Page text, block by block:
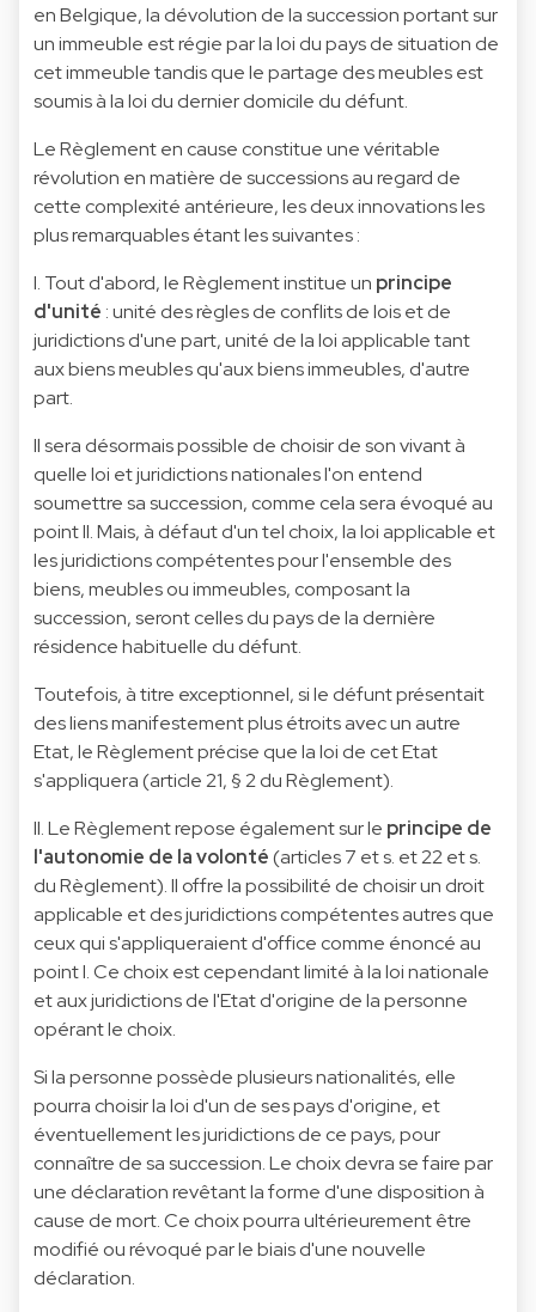
en Belgique, la dévolution de la succession portant sur
un immeuble est régie par la loi du pays de situation de
cet immeuble tandis que le partage des meubles est
soumis à la loi du dernier domicile du défunt.
Le Règlement en cause constitue une véritable
révolution en matière de successions au regard de
cette complexité antérieure, les deux innovations les
plus remarquables étant les suivantes :
I. Tout d'abord, le Règlement institue un principe
d'unité : unité des règles de conflits de lois et de
juridictions d'une part, unité de la loi applicable tant
aux biens meubles qu'aux biens immeubles, d'autre
part.
Il sera désormais possible de choisir de son vivant à
quelle loi et juridictions nationales l'on entend
soumettre sa succession, comme cela sera évoqué au
point II. Mais, à défaut d'un tel choix, la loi applicable et
les juridictions compétentes pour l'ensemble des
biens, meubles ou immeubles, composant la
succession, seront celles du pays de la dernière
résidence habituelle du défunt.
Toutefois, à titre exceptionnel, si le défunt présentait
des liens manifestement plus étroits avec un autre
Etat, le Règlement précise que la loi de cet Etat
s'appliquera (article 21, § 2 du Règlement).
II. Le Règlement repose également sur le principe de
l'autonomie de la volonté(articles 7 et s. et 22 et s.
du Règlement). Il offre la possibilité de choisir un droit
applicable et des juridictions compétentes autres que
ceux qui s'appliqueraient d'office comme énoncé au
point I. Ce choix est cependant limité à la loi nationale
et aux juridictions de l'Etat d'origine de la personne
opérant le choix.
Si la personne possède plusieurs nationalités, elle
pourra choisir la loi d'un de ses pays d'origine, et
éventuellement les juridictions de ce pays, pour
connaître de sa succession. Le choix devra se faire par
une déclaration revêtant la forme d'une disposition à
cause de mort. Ce choix pourra ultérieurement être
modifié ou révoqué par le biais d'une nouvelle
déclaration.